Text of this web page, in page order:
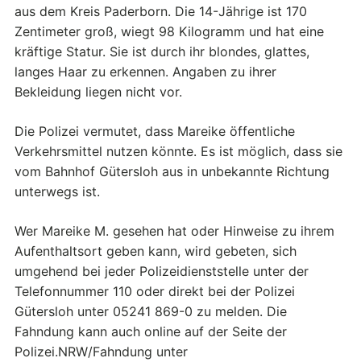
aus dem Kreis Paderborn. Die 14-Jährige ist 170
Zentimeter groß, wiegt 98 Kilogramm und hat eine
kräftige Statur. Sie ist durch ihr blondes, glattes,
langes Haar zu erkennen. Angaben zu ihrer
Bekleidung liegen nicht vor.
Die Polizei vermutet, dass Mareike öffentliche
Verkehrsmittel nutzen könnte. Es ist möglich, dass sie
vom Bahnhof Gütersloh aus in unbekannte Richtung
unterwegs ist.
Wer Mareike M. gesehen hat oder Hinweise zu ihrem
Aufenthaltsort geben kann, wird gebeten, sich
umgehend bei jeder Polizeidienststelle unter der
Telefonnummer 110 oder direkt bei der Polizei
Gütersloh unter 05241 869-0 zu melden. Die
Fahndung kann auch online auf der Seite der
Polizei.NRW/Fahndung unter